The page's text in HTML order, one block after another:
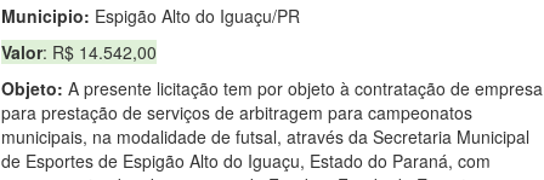
Municipio: Espigão Alto do Iguaçu/PR
Valor: R$ 14.542,00
Objeto: A presente licitação tem por objeto à contratação de empresa
para prestação de serviços de arbitragem para campeonatos
municipais, na modalidade de futsal, através da Secretaria Municipal
de Esportes de Espigão Alto do Iguaçu, Estado do Paraná, com